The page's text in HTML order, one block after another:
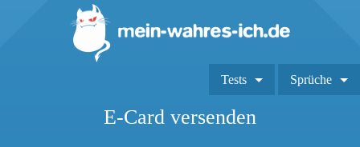
Tests Sprüche
E-Card versenden